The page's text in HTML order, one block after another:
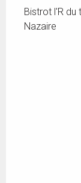
Bistrot l'R du
Nazaire